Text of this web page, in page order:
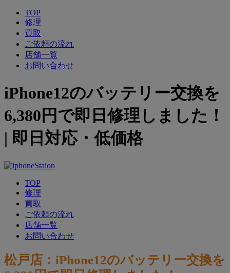
TOP
修理
買取
ご依頼の流れ
店舗一覧
お問い合わせ
iPhone12のバッテリー交換を
6,380円で即日修理しました！
| 即日対応・低価格
TOP
修理
買取
ご依頼の流れ
店舗一覧
お問い合わせ
松戸店：iPhone12のバッテリー交換を